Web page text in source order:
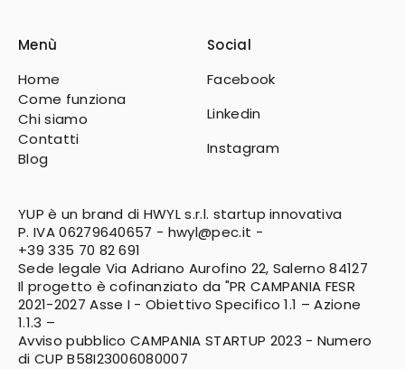
Menù
Home
Come funziona
Chi siamo
Contatti
Blog
Social
Facebook
Linkedin
Instagram
YUP è un brand di HWYL s.r.l. startup innovativa
P. IVA 06279640657 - hwyl@pec.it -
+39 335 70 82 691
Sede legale Via Adriano Aurofino 22, Salerno 84127
Il progetto è cofinanziato da "PR CAMPANIA FESR
2021-2027 Asse I - Obiettivo Specifico 1.1 – Azione
1.1.3 –
Avviso pubblico CAMPANIA STARTUP 2023 - Numero
di CUP B58I23006080007